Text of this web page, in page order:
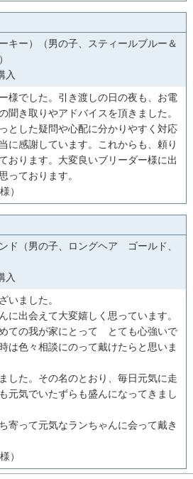
キー）（男の子、スティールブルー＆
入
様でした。引き渡しの日の夜も、お電
聞き取りやアドバイスを頂きました。
とした疑問や心配に分かりやすく対応
に感謝しています。これからも、頼り
おります。大変良いブリーダー様に出
っております。
）
ド（男の子、ロングヘア ゴールド、
入
いました。
に出会えて大変嬉しく思っています。
ての我が家にとって とても心強いで
は色々相談にのって戴けたらと思いま
した。その名のとおり、毎日元気に走
元気でいたずらも盛んになってきまし
って元気なランちゃんに会って戴き
）